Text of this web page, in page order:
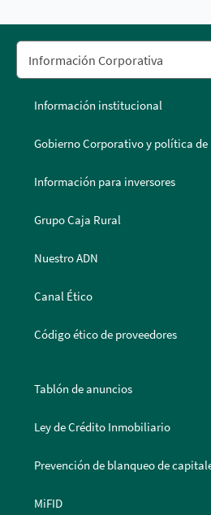
Información institucional
Gobierno Corporativo y política de
Información para inversores
Grupo Caja Rural
Nuestro ADN
Canal Ético
Código ético de proveedores
Tablón de anuncios
Ley de Crédito Inmobiliario
Prevención de blanqueo de
MiFID